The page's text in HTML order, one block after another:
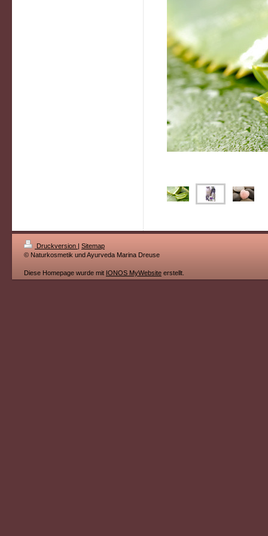
Druckversion | Sitemap
© Naturkosmetik und Ayurveda Marina Dreuse
Diese Homepage wurde mit IONOS MyWebsite erstellt.